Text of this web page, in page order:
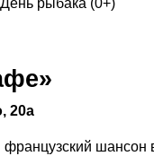
рыбака (0+)
20а
шансон